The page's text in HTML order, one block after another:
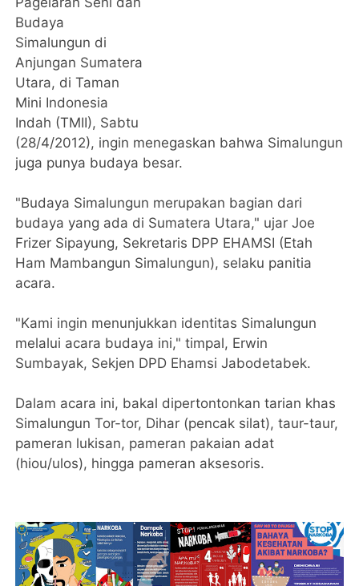
Budaya
Simalungun di
Anjungan Sumatera
Utara, di Taman
Mini Indonesia
Indah (TMII), Sabtu
(28/4/2012), ingin menegaskan bahwa Simalungun
juga punya budaya besar.
"Budaya Simalungun merupakan bagian dari
budaya yang ada di Sumatera Utara," ujar Joe
Frizer Sipayung, Sekretaris DPP EHAMSI (Etah
Ham Mambangun Simalungun), selaku panitia
acara.
"Kami ingin menunjukkan identitas Simalungun
melalui acara budaya ini," timpal, Erwin
Sumbayak, Sekjen DPD Ehamsi Jabodetabek.
Dalam acara ini, bakal dipertontonkan tarian khas
Simalungun Tor-tor, Dihar (pencak silat), taur-taur,
pameran lukisan, pameran pakaian adat
(hiou/ulos), hingga pameran aksesoris.